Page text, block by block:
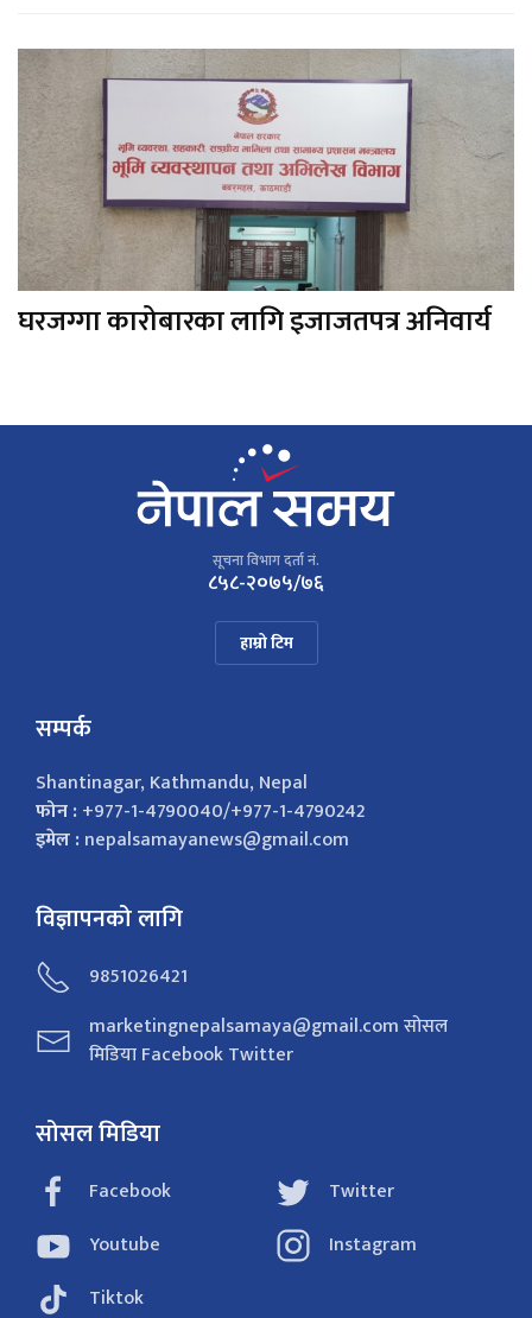
घरजग्गा कारोबारका लागि इजाजतपत्र अनिवार्य
सूचना विभाग दर्ता नं.
८५८-२०७५/७६
हाम्रो टिम
सम्पर्क
Shantinagar, Kathmandu, Nepal
फोन :+977-1-4790040/+977-1-4790242
इमेल :nepalsamayanews@gmail.com
विज्ञापनको लागि
9851026421
marketingnepalsamaya@gmail.com सोसल
मिडिया Facebook Twitter
सोसल मिडिया
Facebook
Twitter
Youtube
Instagram
Tiktok